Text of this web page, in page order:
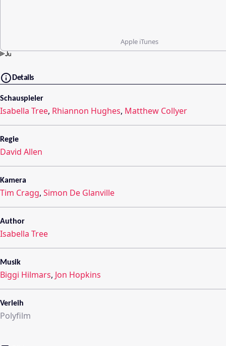
Apple iTunes
Details
Schauspieler
Isabella Tree, Rhiannon Hughes, Matthew Collyer
Regie
David Allen
Kamera
Tim Cragg, Simon De Glanville
Author
Isabella Tree
Musik
Biggi Hilmars, Jon Hopkins
Verleih
Polyfilm